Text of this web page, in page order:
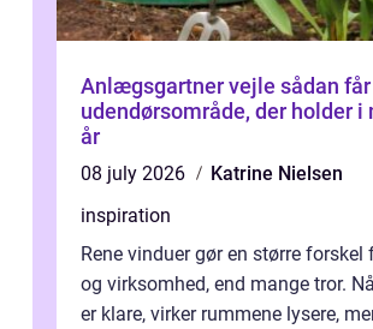
Anlægsgartner vejle sådan får du et
udendørsområde, der holder i
år
08 july 2026
Katrine Nielsen
inspiration
Rene vinduer gør en større forskel
og virksomhed, end mange tror.
er klare, virker rummene lysere,